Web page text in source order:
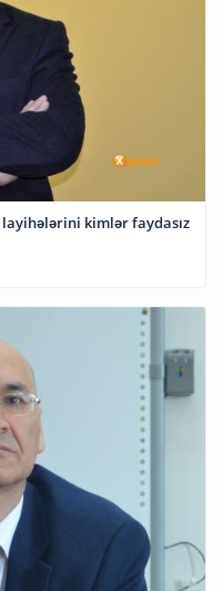
kimlər faydasız